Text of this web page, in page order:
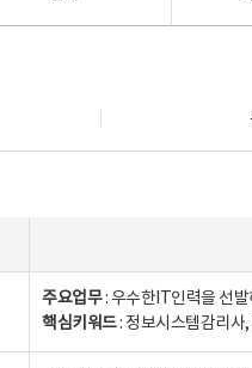
주요업무: 우수한IT인력을 선
핵심키워드: 정보시스템감리사